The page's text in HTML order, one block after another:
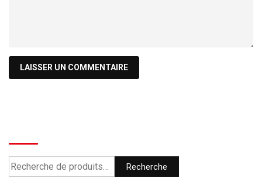
Recherche